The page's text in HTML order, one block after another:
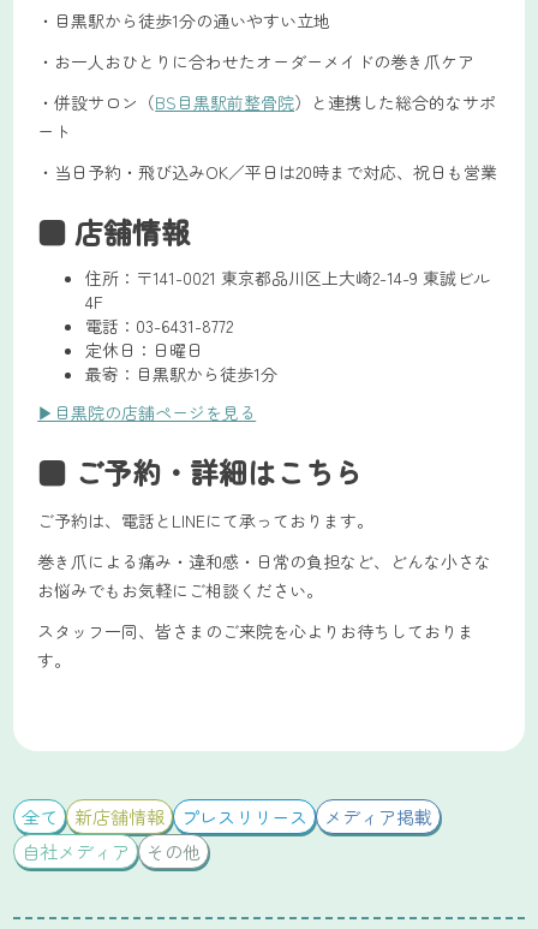
・目黒駅から徒歩1分の通いやすい立地
・お一人おひとりに合わせたオーダーメイドの巻き爪ケア
・併設サロン（BS目黒駅前整骨院）と連携した総合的なサポ
ート
・当日予約・飛び込みOK／平日は20時まで対応、祝日も営業
■ 店舗情報
住所：〒141-0021 東京都品川区上大崎2-14-9 東誠ビル
4F
電話：03-6431-8772
定休日：日曜日
最寄：目黒駅から徒歩1分
▶目黒院の店舗ページを見る
■ ご予約・詳細はこちら
ご予約は、電話とLINEにて承っております。
巻き爪による痛み・違和感・日常の負担など、どんな小さな
お悩みでもお気軽にご相談ください。
スタッフ一同、皆さまのご来院を心よりお待ちしておりま
す。
全て 新店舗情報 プレスリリース
メディア掲載
自社メディア
その他